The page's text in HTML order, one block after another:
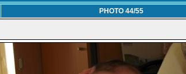
PHOTO 44/55